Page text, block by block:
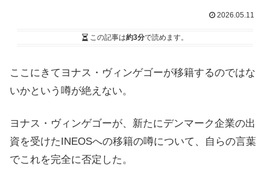
2026.05.11
この記事は約3分で読めます。
ここにきてヨナス・ヴィンゲゴーが移籍するのではな
いかという噂が絶えない。
ヨナス・ヴィンゲゴーが、新たにデンマーク企業の出
資を受けたINEOSへの移籍の噂について、自らの言葉
でこれを完全に否定した。